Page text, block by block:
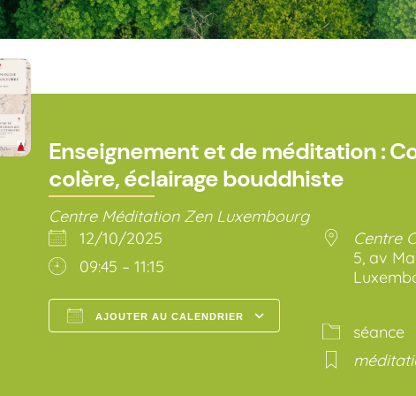
Enseignement et de méditation :
colère, éclairage bouddhiste
Centre Méditation Zen Luxembourg
12/10/2025
09:45 – 11:15
AJOUTER AU CALENDRIER
Calendrier
Centre
5, av
séance